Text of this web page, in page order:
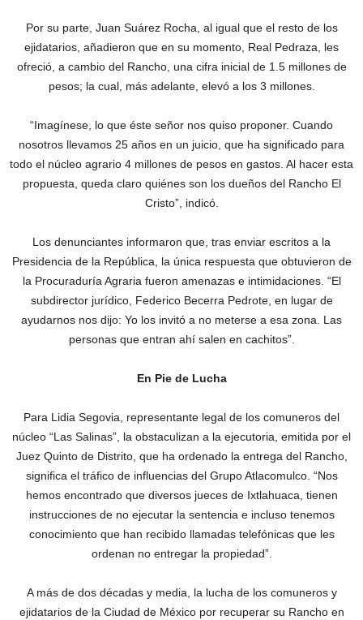
Por su parte, Juan Suárez Rocha, al igual que el resto de los
ejidatarios, añadieron que en su momento, Real Pedraza, les
ofreció, a cambio del Rancho, una cifra inicial de 1.5 millones de
pesos; la cual, más adelante, elevó a los 3 millones.
“Imagínese, lo que éste señor nos quiso proponer. Cuando
nosotros llevamos 25 años en un juicio, que ha significado para
todo el núcleo agrario 4 millones de pesos en gastos. Al hacer esta
propuesta, queda claro quiénes son los dueños del Rancho El
Cristo”, indicó.
Los denunciantes informaron que, tras enviar escritos a la
Presidencia de la República, la única respuesta que obtuvieron de
la Procuraduría Agraria fueron amenazas e intimidaciones. “El
subdirector jurídico, Federico Becerra Pedrote, en lugar de
ayudarnos nos dijo: Yo los invitó a no meterse a esa zona. Las
personas que entran ahí salen en cachitos”.
En Pie de Lucha
Para Lidia Segovia, representante legal de los comuneros del
núcleo “Las Salinas”, la obstaculizan a la ejecutoria, emitida por el
Juez Quinto de Distrito, que ha ordenado la entrega del Rancho,
significa el tráfico de influencias del Grupo Atlacomulco. “Nos
hemos encontrado que diversos jueces de Ixtlahuaca, tienen
instrucciones de no ejecutar la sentencia e incluso tenemos
conocimiento que han recibido llamadas telefónicas que les
ordenan no entregar la propiedad”.
A más de dos décadas y media, la lucha de los comuneros y
ejidatarios de la Ciudad de México por recuperar su Rancho en